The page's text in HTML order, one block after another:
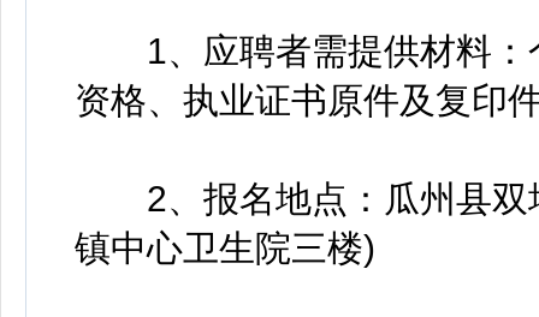
1、应聘者需提供材料：
资格、执业证书原件及复印
2、报名地点：瓜州县双
镇中心卫生院三楼)